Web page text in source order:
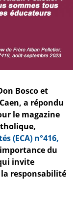
Bosco et
a répondu
le magazine
(ECA) n°416,
du
invite
la responsabilité